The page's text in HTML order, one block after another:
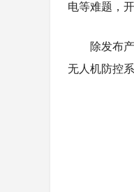
电等难题，
除发布
无人机防控